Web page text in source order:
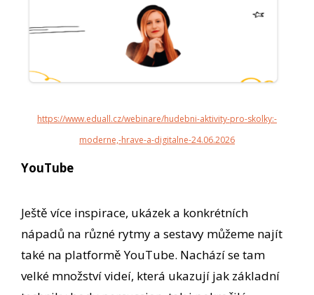
https://www.eduall.cz/webinare/hudebni-aktivity-pro-skolky:-
moderne,-hrave-a-digitalne-24.06.2026
YouTube
Ještě více inspirace, ukázek a konkrétních
nápadů na různé rytmy a sestavy můžeme najít
také na platformě YouTube. Nachází se tam
velké množství videí, která ukazují jak základní